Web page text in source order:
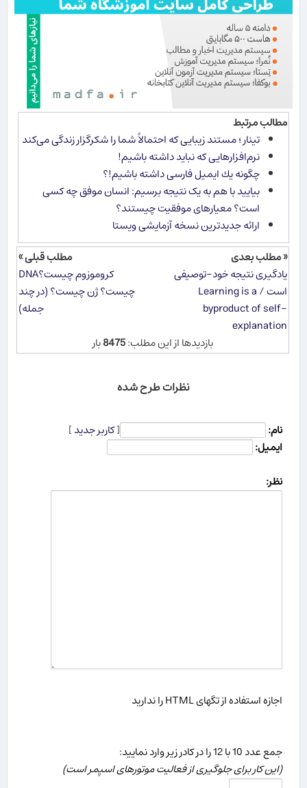
مطالب مرتبط
تینار ؛ مستند زیبایی که احتمالاً شما را شکرگزار زندگی می‌کند
نرم‌افزارهایی كه نباید داشته باشیم!
چگونه یك ایمیل فارسی داشته باشیم!؟
بیایید با هم به یک نتیجه برسیم: انسان موفق چه کسی
است؟ معیارهای موفقیت چیستند؟
ارائه جدیدترین نسخه آزمایشی ویستا
مطلب قبلی »
کروموزوم چیست؟DNA
چیست؟ ژن چیست؟ (در چند
جمله)
« مطلب بعدی
یادگیری نتیجه خود-توصیفی
است / Learning is a
byproduct of self-
explanation
بازدیدها از این مطلب:8475بار
نظرات طرح شده
نام: [کاربر جدید]
ایمیل:
نظر:
اجازه استفاده از تگهای HTML را ندارید
جمع عدد 10 با 12 را در كادر زیر وارد نمایید:
(این كار برای جلوگیری از فعالیت موتورهای اسپمر است)